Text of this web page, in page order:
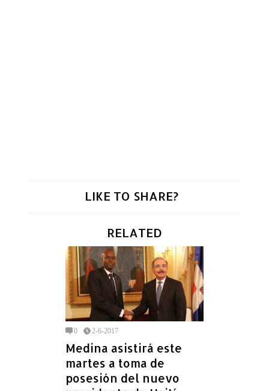
LIKE TO SHARE?
RELATED
0 2-6-2017
Medina asistirá este
martes a toma de
posesión del nuevo